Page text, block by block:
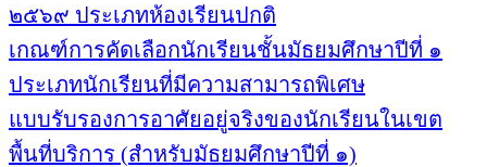
๒๕๖๙ ประเภทห้องเรียนปกติ
เกณฑ์การคัดเลือกนักเรียนชั้นมัธยมศึกษาปีที่ ๑
ประเภทนักเรียนที่มีความสามารถพิเศษ
แบบรับรองการอาศัยอยู่จริงของนักเรียนในเขต
พื้นที่บริการ (สำหรับมัธยมศึกษาปีที่ ๑)